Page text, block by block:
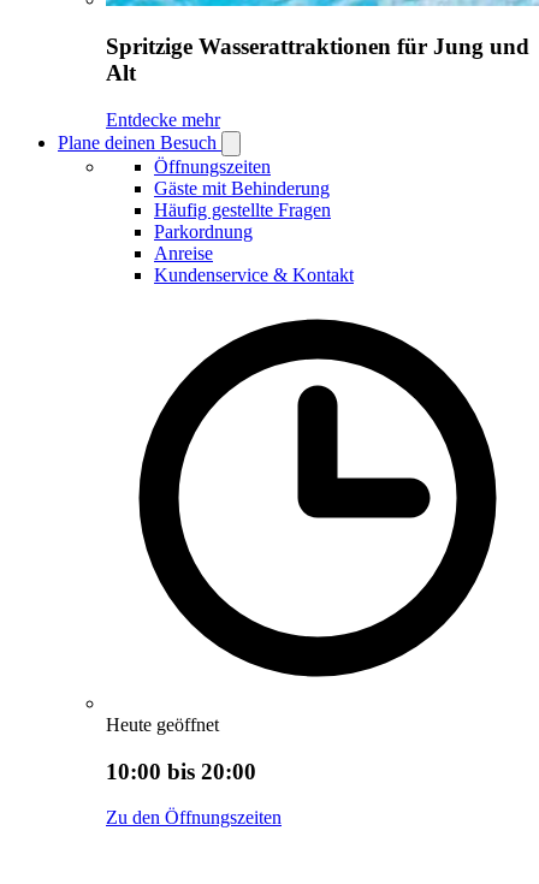
Spritzige Wasserattraktionen für Jung und
Alt
Entdecke mehr
Plane deinen Besuch
Plane
deinen
Besuch
submenu
Öffnungszeiten
Gäste mit Behinderung
Häufig gestellte Fragen
Parkordnung
Anreise
Kundenservice & Kontakt
Heute geöffnet
10:00 bis 20:00
Zu den Öffnungszeiten